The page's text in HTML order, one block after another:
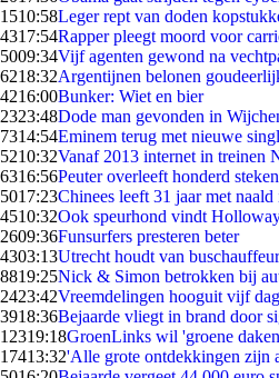
1510:58Leger rept van doden
4317:54Rapper pleegt moord voor
5009:34Vijf agenten gewond na
6218:32Argentijnen belonen
4216:00Bunker: Wiet en bier
2323:48Dode man gevonden in
7314:54Eminem terug met nieuwe
5210:32Vanaf 2013 internet in treinen
6316:56Peuter overleeft honderd
5017:23Chinees leeft 31 jaar met
4510:32Ook speurhond vindt
2609:36Funsurfers presteren beter
4303:13Utrecht houdt van
8819:25Nick & Simon betrokken bij
2423:42Vreemdelingen hooguit vijf
3918:36Bejaarde vliegt in brand door
12319:18GroenLinks wil 'groene
17413:32'Alle grote ontdekkingen zijn